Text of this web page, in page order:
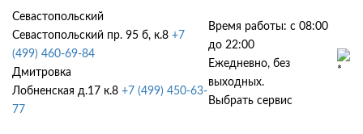
Севастопольский
Севастопольский пр. 95 б, к.8 +7
(499) 460-69-84
Дмитровка
Лобненская д.17 к.8 +7 (499) 450-63-
77
Время работы: с 08:00
до 22:00
Ежедневно, без
выходных.
Выбрать сервис